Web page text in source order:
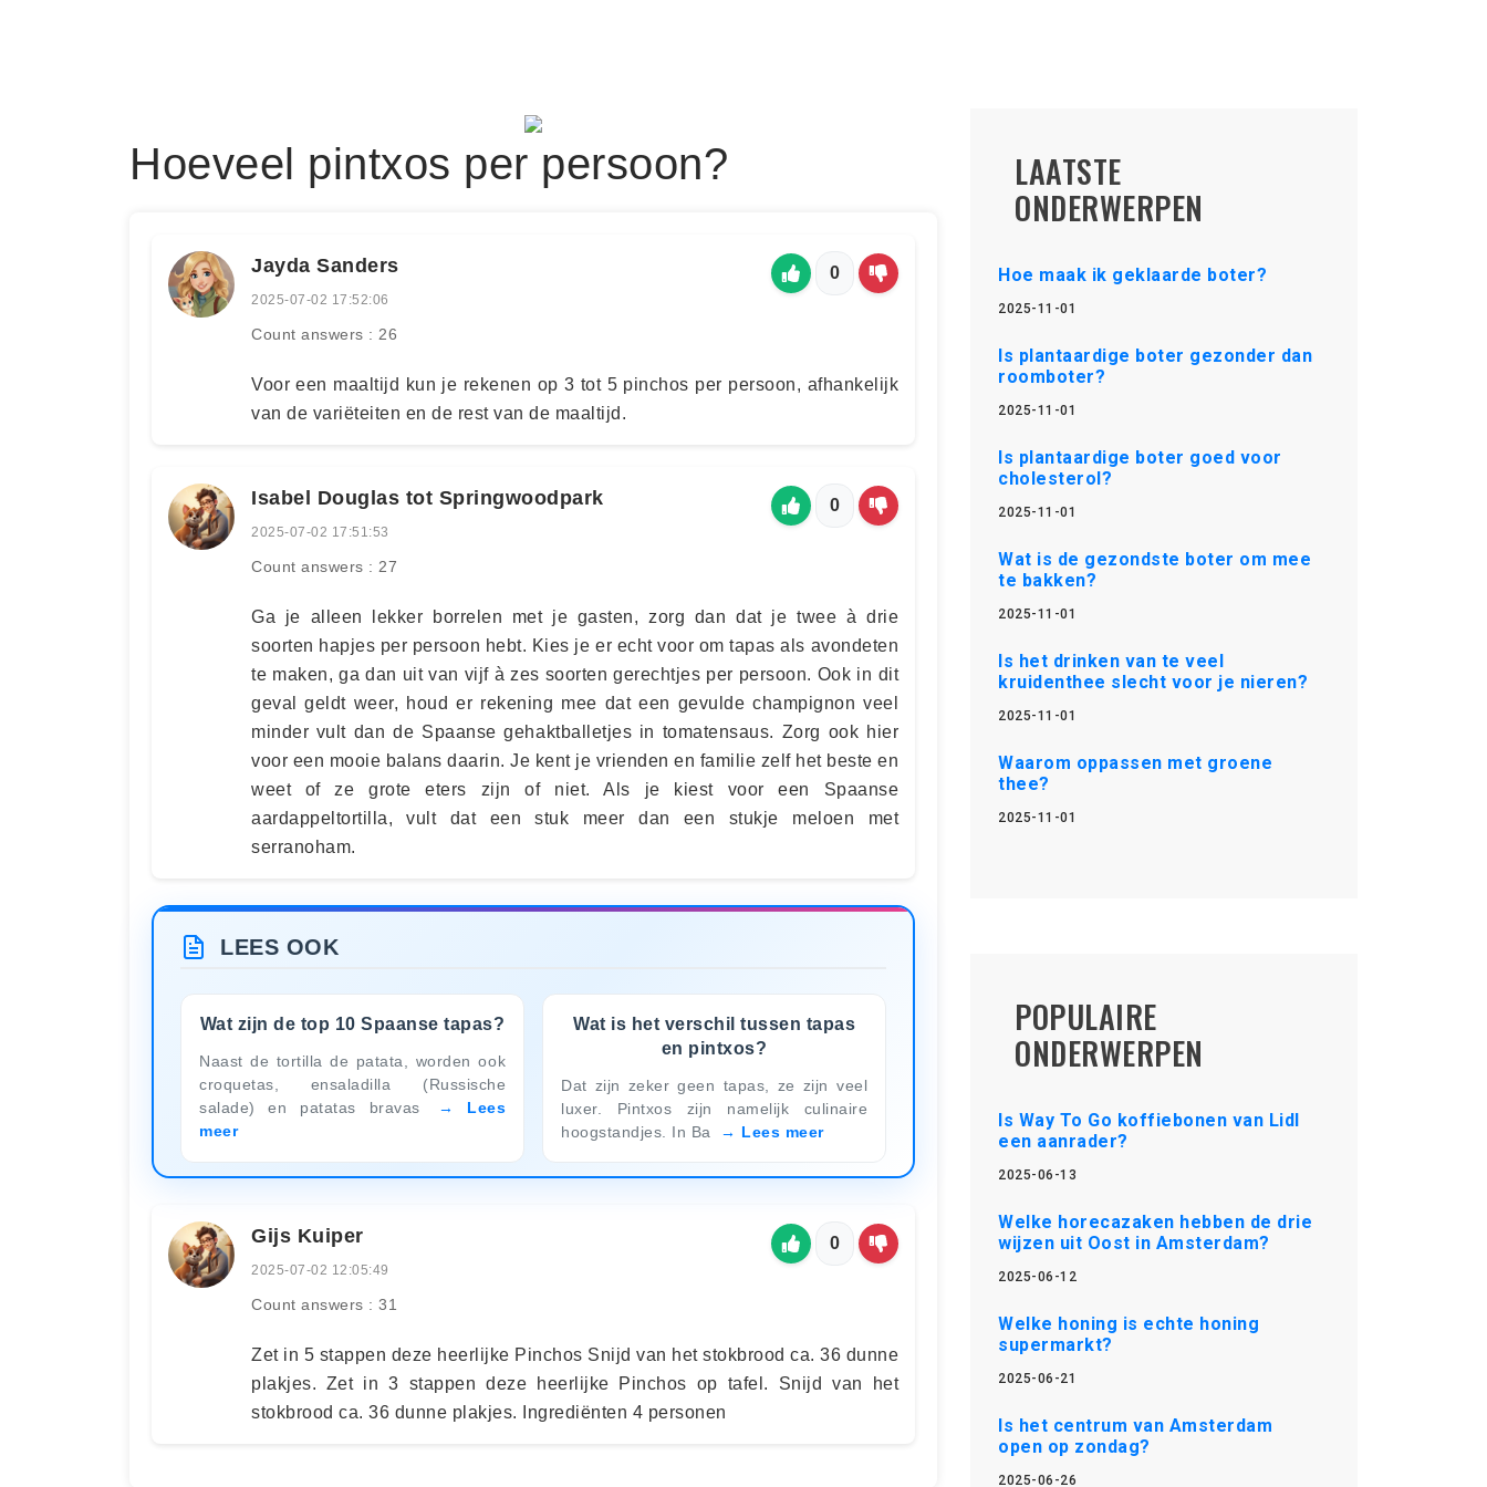
Hoeveel pintxos per persoon?
Jayda Sanders
2025-07-02 17:52:06
Count answers : 26
0
Voor een maaltijd kun je rekenen op 3 tot 5 pinchos per persoon, afhankelijk
van de variëteiten en de rest van de maaltijd.
Isabel Douglas tot Springwoodpark
2025-07-02 17:51:53
Count answers : 27
0
Ga je alleen lekker borrelen met je gasten, zorg dan dat je twee à drie
soorten hapjes per persoon hebt. Kies je er echt voor om tapas als avondeten
te maken, ga dan uit van vijf à zes soorten gerechtjes per persoon. Ook in dit
geval geldt weer, houd er rekening mee dat een gevulde champignon veel
minder vult dan de Spaanse gehaktballetjes in tomatensaus. Zorg ook hier
voor een mooie balans daarin. Je kent je vrienden en familie zelf het beste en
weet of ze grote eters zijn of niet. Als je kiest voor een Spaanse
aardappeltortilla, vult dat een stuk meer dan een stukje meloen met
serranoham.
LEES OOK
Wat zijn de top 10 Spaanse tapas?
Naast de tortilla de patata, worden ook
croquetas, ensaladilla (Russische
salade) en patatas bravas
Lees
meer
Wat is het verschil tussen tapas
en pintxos?
Dat zijn zeker geen tapas, ze zijn veel
luxer. Pintxos zijn namelijk culinaire
hoogstandjes. In Ba
Lees meer
Gijs Kuiper
2025-07-02 12:05:49
Count answers : 31
0
Zet in 5 stappen deze heerlijke Pinchos Snijd van het stokbrood ca. 36 dunne
plakjes. Zet in 3 stappen deze heerlijke Pinchos op tafel. Snijd van het
stokbrood ca. 36 dunne plakjes. Ingrediënten 4 personen
LAATSTE
ONDERWERPEN
Hoe maak ik geklaarde boter?
2025-11-01
Is plantaardige boter gezonder dan
roomboter?
2025-11-01
Is plantaardige boter goed voor
cholesterol?
2025-11-01
Wat is de gezondste boter om mee
te bakken?
2025-11-01
Is het drinken van te veel
kruidenthee slecht voor je nieren?
2025-11-01
Waarom oppassen met groene
thee?
2025-11-01
POPULAIRE
ONDERWERPEN
Is Way To Go koffiebonen van Lidl
een aanrader?
2025-06-13
Welke horecazaken hebben de drie
wijzen uit Oost in Amsterdam?
2025-06-12
Welke honing is echte honing
supermarkt?
2025-06-21
Is het centrum van Amsterdam
open op zondag?
2025-06-26